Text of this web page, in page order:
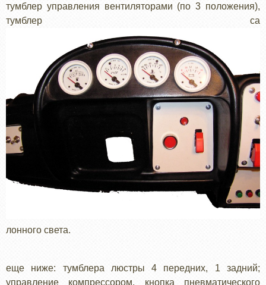
тумблер управления вентиляторами (по 3 положения),
тумблер са
лонного света.
еще ниже: тумблера люстры 4 передних, 1 задний;
управление компрессором, кнопка пневматического